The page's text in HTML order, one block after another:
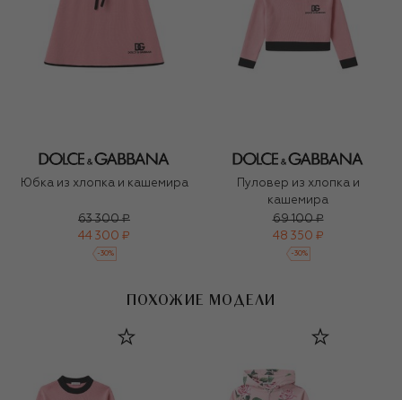
Юбка из хлопка и кашемира
63 300 ₽
44 300 ₽
-30%
Пуловер из хлопка и
кашемира
69 100 ₽
48 350 ₽
-30%
ПОХОЖИЕ МОДЕЛИ